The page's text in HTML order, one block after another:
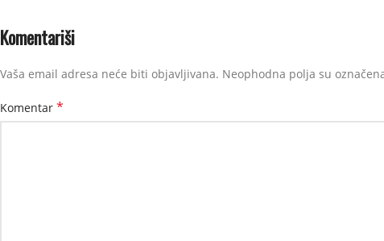
Komentariši
Vaša email adresa neće biti objavljivana. Neophodna polja su
Komentar *